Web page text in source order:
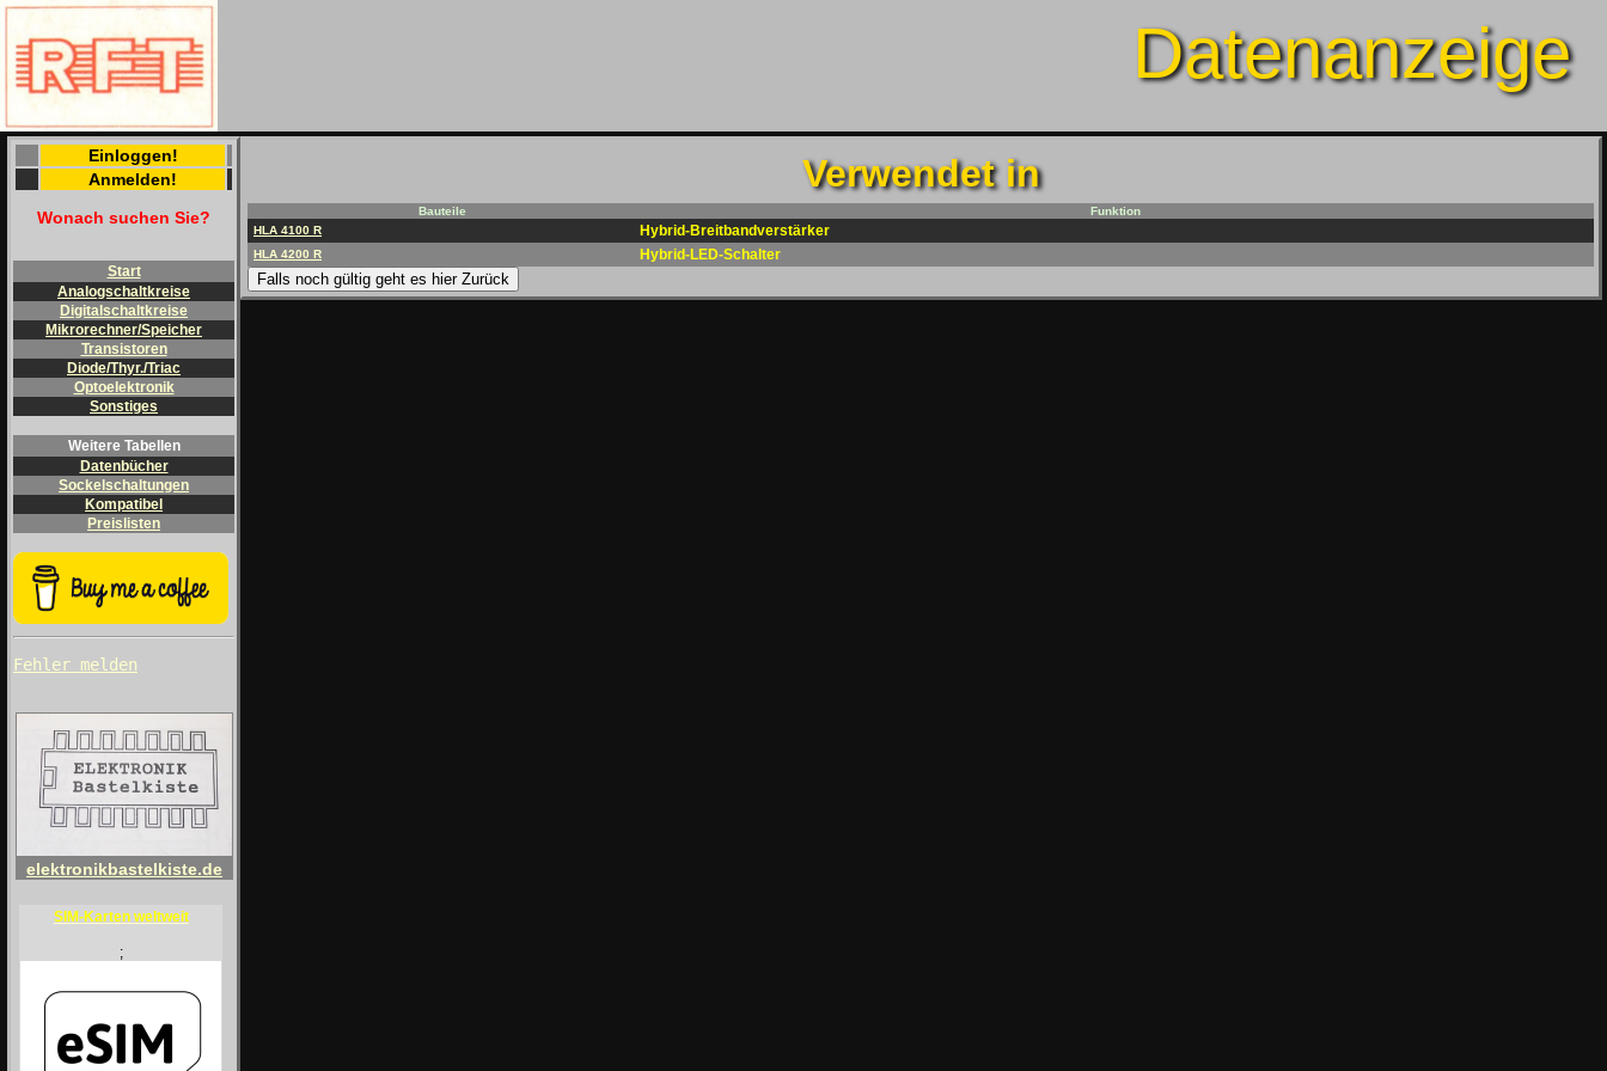
Datenanzeige
Einloggen!
Anmelden!
Wonach suchen Sie?
Start
Analogschaltkreise
Digitalschaltkreise
Mikrorechner/Speicher
Transistoren
Diode/Thyr./Triac
Optoelektronik
Sonstiges
Weitere Tabellen
Datenbücher
Sockelschaltungen
Kompatibel
Preislisten
Fehler melden
elektronikbastelkiste.de
SIM-Karten weltweit
;
Verwendet in
Bauteile
Funktion
HLA 4100 R
Hybrid-Breitbandverstärker
HLA 4200 R Hybrid-LED-Schalter
Falls noch gültig geht es hier Zurück